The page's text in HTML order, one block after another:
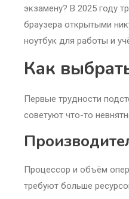
экзамену? В 2025 году
браузера открытыми
ноутбук для работы и
Как
Первые трудности
советуют что-то
Процессор и объём
требуют больше